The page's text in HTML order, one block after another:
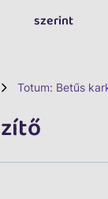
szerint
Totum: Betűs